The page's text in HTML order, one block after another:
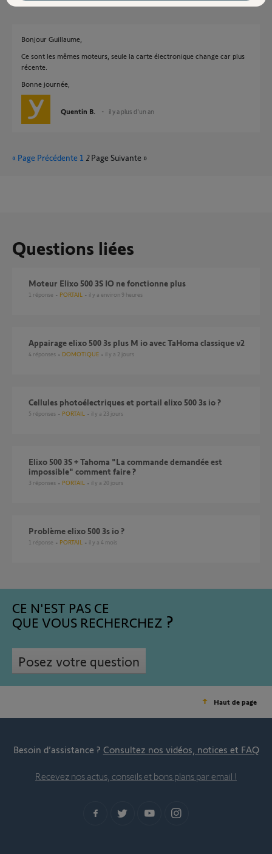
Bonjour Guillaume,
Ce sont les mêmes moteurs, seule la carte électronique change car plus
récente.
Bonne journée,
Quentin B. il y a plus d'un an
« Page Précédente 1 2 Page Suivante »
Questions liées
Moteur Elixo 500 3S IO ne fonctionne plus
1 réponse PORTAIL il y a environ 9 heures
Appairage elixo 500 3s plus M io avec TaHoma classique v2
4 réponses DOMOTIQUE il y a 2 jours
Cellules photoélectriques et portail elixo 500 3s io ?
5 réponses PORTAIL il y a 23 jours
Elixo 500 3S + Tahoma "La commande demandée est
impossible" comment faire ?
3 réponses PORTAIL il y a 20 jours
Problème elixo 500 3s io ?
1 réponse PORTAIL il y a 4 mois
CE N'EST PAS CE
QUE VOUS RECHERCHEZ
Posez votre question
Haut de page
Besoin d’assistance ? Consultez nos vidéos, notices et FAQ
Recevez nos actus, conseils et bons plans par email !